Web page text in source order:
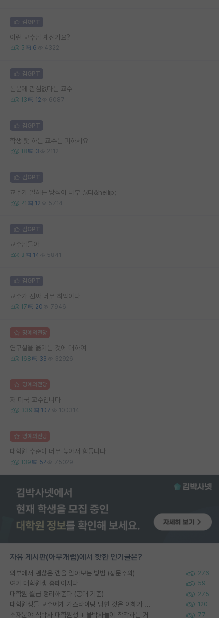
김GPT
이런 교수님 계신가요?
5 6 4322
김GPT
논문에 관심없다는 교수
13 12 6087
김GPT
학생 탓 하는 교수는 피하세요
18 3 2112
김GPT
교수가 일하는 방식이 너무 싫다&hellip;
21 12 5714
김GPT
교수님들아
8 14 5841
김GPT
교수가 진짜 너무 최악이다.
17 20 7946
명예의전당
연구실을 옮기는 것에 대하여
168 33 32926
명예의전당
저 미국 교수입니다
339 107 100314
명예의전당
대학원 수준이 너무 높아서 힘듭니다
139 52 75029
자유 게시판(아무개랩)에서 핫한 인기글은?
외부에서 괜찮은 랩을 알아보는 방법 (장문주의) 276
여기 대학원생 홈페이지다 59
대학원 월급 정리해준다 (공대 기준) 275
대학원생들 교수에게 가스라이팅 당한 것은 이해가 갑니다. 안타깝네요. 120
소재분야 석박사 대학원생 + 물박사들이 착각하는 거 77